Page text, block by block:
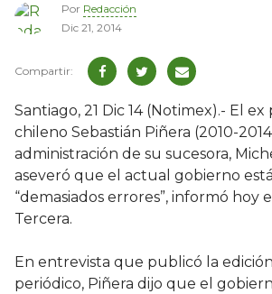
Por Redacción
Dic 21, 2014
Santiago, 21 Dic 14 (Notimex).- El
chileno Sebastián Piñera (2010-
administración de su sucesora,
aseveró que el actual gobierno
“demasiados errores”, informó hoy
Tercera.
En entrevista que publicó la
periódico, Piñera dijo que el